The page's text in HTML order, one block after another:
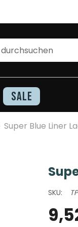
Haarteile
Video
Sale
Super Blue Liner
SKU: